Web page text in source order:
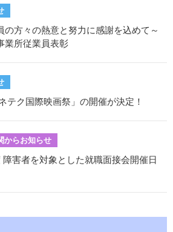
の方々の熱意と努力に感謝を込めて～
業所従業員表彰
テク国際映画祭」の開催が決定！
からお知らせ
障害者を対象とした就職面接会開催日